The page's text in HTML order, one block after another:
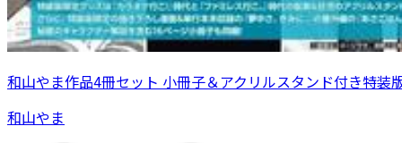
和山やま作品4冊セット 小冊子＆アクリルスタンド付き特装
和山やま